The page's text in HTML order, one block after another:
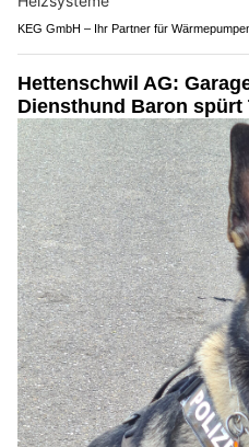
KEG GmbH – Ihr Partner für
Hettenschwil AG:
Diensthund Baron spürt